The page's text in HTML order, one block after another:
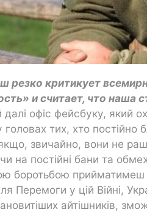
резко критикует
и считает, что наша
офіс фейсбуку, який
тих, хто постійно
звичайно, вони не
на постійні бани та
боротьбою прийматимеш
Перемоги у цій Війні,
айтішників,